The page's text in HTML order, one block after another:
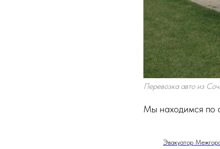
Перевозка авто из
Мы находимся по
Эвакуатор